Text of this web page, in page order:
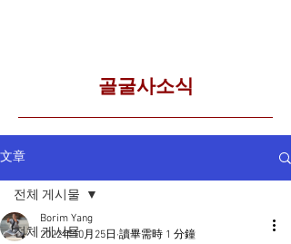
​골굴사소식
文章
전체 게시물
전체 게시물
Borim Yang
2022年10月25日 讀畢需時 1 分鐘